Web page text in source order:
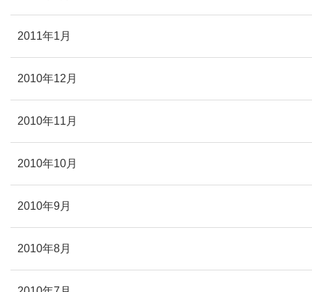
2011年1月
2010年12月
2010年11月
2010年10月
2010年9月
2010年8月